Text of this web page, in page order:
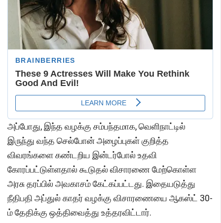
அப்போது, இந்த வழக்கு சம்பந்தமாக, வெளிநாட்டில்
இருந்து வந்த செல்போன் அழைப்புகள் குறித்த
விவரங்களை கண்டறிய இன்டர்போல் உதவி
கோரப்பட்டுள்ளதால் கூடுதல் விசாரணை மேற்கொள்ள
அரசு தரப்பில் அவகாசம் கேட்கப்பட்டது. இதையடுத்து
நீதிபதி அப்துல் காதர் வழக்கு விசாரணையை ஆகஸ்ட் 30-
ம் தேதிக்கு ஒத்திவைத்து உத்தரவிட்டார்.